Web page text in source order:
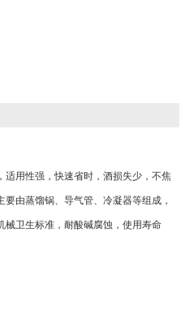
适用性强，快速省时，酒损失少，不焦
由蒸馏锅、导气管、冷凝器等组成，
械卫生标准，耐酸碱腐蚀，使用寿命
以直接在家庭或餐厅、酒店内使用，
餐厅、酒店现蒸现卖，适合家庭，小